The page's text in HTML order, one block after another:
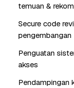
temuan &
Secure code
pengembangan
Penguatan
akses
Pendampingan